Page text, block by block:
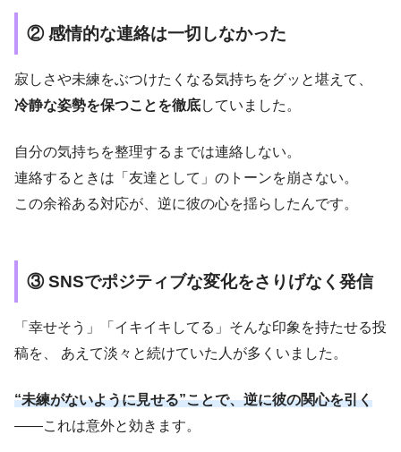
② 感情的な連絡は一切しなかった
寂しさや未練をぶつけたくなる気持ちをグッと堪えて、
冷静な姿勢を保つことを徹底していました。
自分の気持ちを整理するまでは連絡しない。
連絡するときは「友達として」のトーンを崩さない。
この余裕ある対応が、逆に彼の心を揺らしたんです。
③ SNSでポジティブな変化をさりげなく発信
「幸せそう」「イキイキしてる」そんな印象を持たせる投
稿を、 あえて淡々と続けていた人が多くいました。
“未練がないように見せる”ことで、逆に彼の関心を引く
――これは意外と効きます。